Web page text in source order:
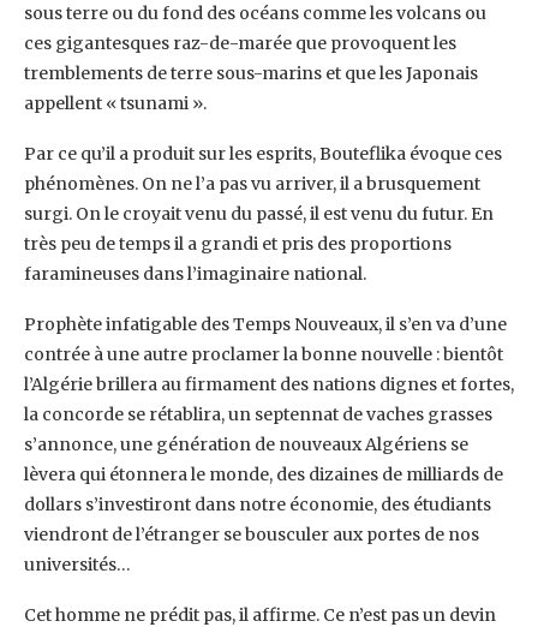
sous terre ou du fond des océans comme les volcans ou
ces gigantesques raz-de-marée que provoquent les
tremblements de terre sous-marins et que les Japonais
appellent « tsunami ».
Par ce qu’il a produit sur les esprits, Bouteflika évoque ces
phénomènes. On ne l’a pas vu arriver, il a brusquement
surgi. On le croyait venu du passé, il est venu du futur. En
très peu de temps il a grandi et pris des proportions
faramineuses dans l’imaginaire national.
Prophète infatigable des Temps Nouveaux, il s’en va d’une
contrée à une autre proclamer la bonne nouvelle : bientôt
l’Algérie brillera au firmament des nations dignes et fortes,
la concorde se rétablira, un septennat de vaches grasses
s’annonce, une génération de nouveaux Algériens se
lèvera qui étonnera le monde, des dizaines de milliards de
dollars s’investiront dans notre économie, des étudiants
viendront de l’étranger se bousculer aux portes de nos
universités…
Cet homme ne prédit pas, il affirme. Ce n’est pas un devin